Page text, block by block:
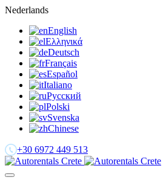
Nederlands
English
Ελληνικά
Deutsch
Français
Español
Italiano
Русский
Polski
Svenska
Chinese
+30 6972 449 513